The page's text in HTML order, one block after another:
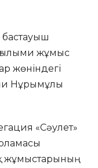
жұмыс
жөніндегі
Нұрымұлы
«Сәулет»
жұмыстарының